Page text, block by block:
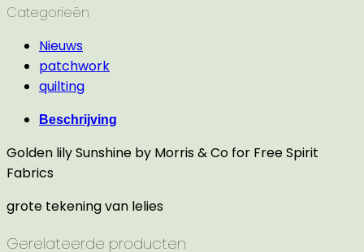
Categorieën
Nieuws
patchwork
quilting
Beschrijving
Golden lily Sunshine by Morris & Co for Free Spirit
Fabrics
grote tekening van lelies
Gerelateerde producten